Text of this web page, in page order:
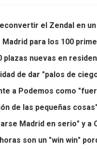
el Zendal en
para los 100
plazas nuevas en
de dar "palos de
a Podemos como
de las pequeñas
Madrid en serio" y
son un "win win"